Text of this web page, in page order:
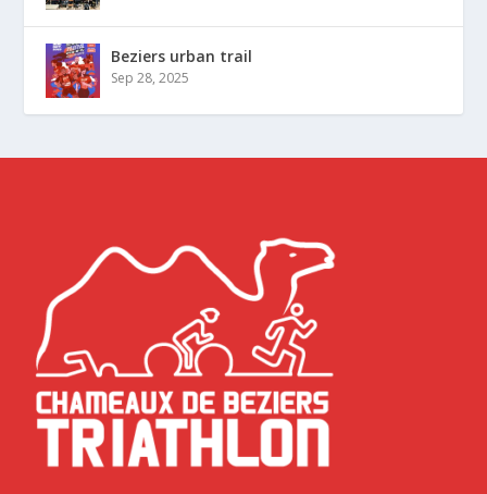
Beziers urban trail
Sep 28, 2025